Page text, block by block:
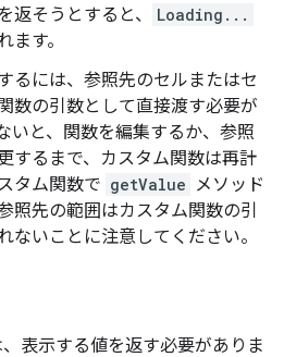
返そうとすると、
Loading...
ます。
るには、参照先のセルまたはセ
数の引数として直接渡す必要が
いと、関数を編集するか、参照
するまで、カスタム関数は再計
タム関数で getValue メソッド
照先の範囲はカスタム関数の引
ないことに注意してください。
表示する値を返す必要がありま